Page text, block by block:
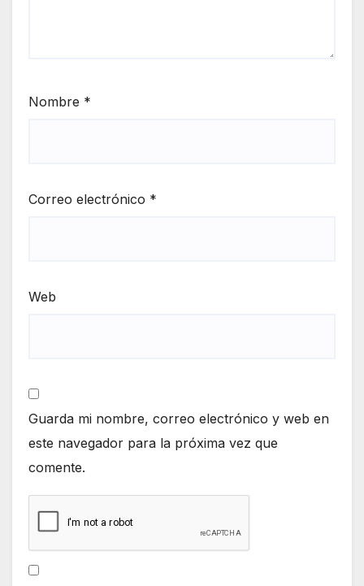
Nombre *
Correo electrónico *
Web
Guarda mi nombre, correo electrónico y web en
este navegador para la próxima vez que
comente.